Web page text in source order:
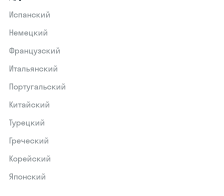
Испанский
Немецкий
Французский
Итальянский
Португальский
Китайский
Турецкий
Греческий
Корейский
Японский